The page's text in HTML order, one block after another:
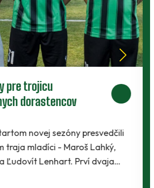
pre trojicu
dorastencov
novej sezóny presvedčili
traja mladíci - Maroš Lahký,
Ľudovít Lenhart. Prví dvaja…